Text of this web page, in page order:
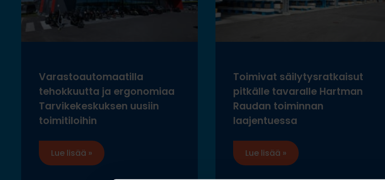
Varastoautomaatilla
tehokkuutta ja ergonomiaa
Tarvikekeskuksen uusiin
toimitiloihin
Lue lisää »
Toimivat säilytysratkaisut
pitkälle tavaralle Hartman
Raudan toiminnan
laajentuessa
Lue lisää »